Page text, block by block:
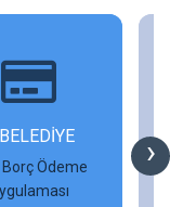
›
D-İMAR
İmar Başvurularınızı
Tamamlayın